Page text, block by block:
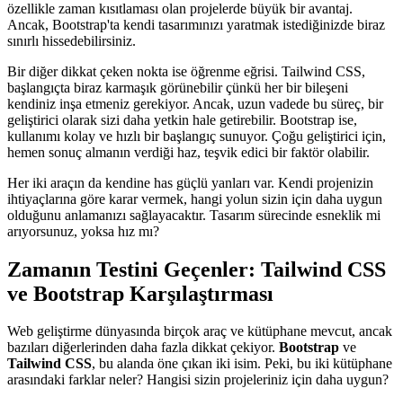
özellikle zaman kısıtlaması olan projelerde büyük bir avantaj.
Ancak, Bootstrap'ta kendi tasarımınızı yaratmak istediğinizde biraz
sınırlı hissedebilirsiniz.
Bir diğer dikkat çeken nokta ise öğrenme eğrisi. Tailwind CSS,
başlangıçta biraz karmaşık görünebilir çünkü her bir bileşeni
kendiniz inşa etmeniz gerekiyor. Ancak, uzun vadede bu süreç, bir
geliştirici olarak sizi daha yetkin hale getirebilir. Bootstrap ise,
kullanımı kolay ve hızlı bir başlangıç sunuyor. Çoğu geliştirici için,
hemen sonuç almanın verdiği haz, teşvik edici bir faktör olabilir.
Her iki araçın da kendine has güçlü yanları var. Kendi projenizin
ihtiyaçlarına göre karar vermek, hangi yolun sizin için daha uygun
olduğunu anlamanızı sağlayacaktır. Tasarım sürecinde esneklik mi
arıyorsunuz, yoksa hız mı?
Zamanın Testini Geçenler: Tailwind CSS
ve Bootstrap Karşılaştırması
Web geliştirme dünyasında birçok araç ve kütüphane mevcut, ancak
bazıları diğerlerinden daha fazla dikkat çekiyor. Bootstrap ve
Tailwind CSS, bu alanda öne çıkan iki isim. Peki, bu iki kütüphane
arasındaki farklar neler? Hangisi sizin projeleriniz için daha uygun?